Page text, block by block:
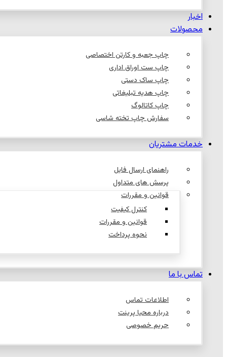
اخبار
محصولات
چاپ جعبه و کارتن اختصاصی
چاپ ست اوراق اداری
چاپ ساک دستی
چاپ هدیه تبلیغاتی
چاپ کاتالوگ
سفارش چاپ تخته شاسی
خدمات مشتریان
راهنمای ارسال فایل
پرسش های متداول
قوانین و مقررات
کنترل کیفیت
قوانین و مقررات
نحوه پرداخت
تماس با ما
اطلاعات تماس
درباره محیا پرینت
حریم خصوصی